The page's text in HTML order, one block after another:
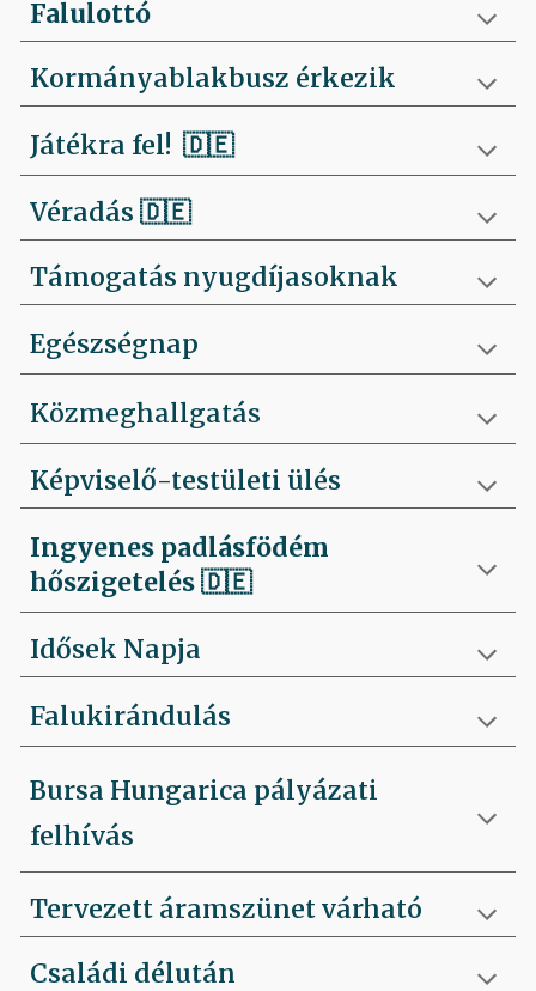
Falulottó
Kormányablakbusz érkezik
Játékra fel!🇩🇪
Véradás🇩🇪
Támogatás nyugdíjasoknak
Egészségnap
Közmeghallgatás
Képviselő-testületi ülés
Ingyenes padlásfödém
hőszigetelés🇩🇪
Idősek Napja
Falukirándulás
Bursa Hungarica pályázati
felhívás
Tervezett áramszünet várható
Családi délután